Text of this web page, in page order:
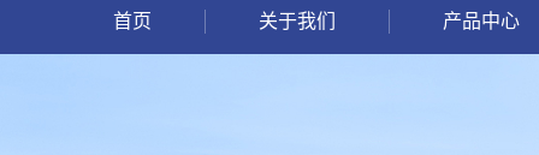
首页 关于我们 产品中心